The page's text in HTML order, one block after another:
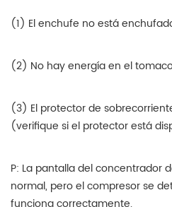
(1) El enchufe no está
(2) No hay energía en el
(3) El protector de
(verifique si el protector está
P: La pantalla del concentrador
normal, pero el compresor se